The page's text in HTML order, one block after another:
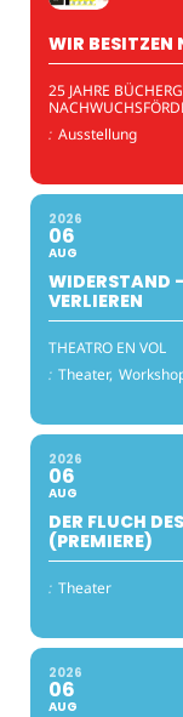
WIR BESITZEN
25 JAHRE
: Ausstellung
2026
06
AUG
WIDERSTAND
VERLIEREN
THEATRO EN VOL
: Theater,
2026
06
AUG
DER FLUCH
(PREMIERE)
: Theater
2026
06
AUG